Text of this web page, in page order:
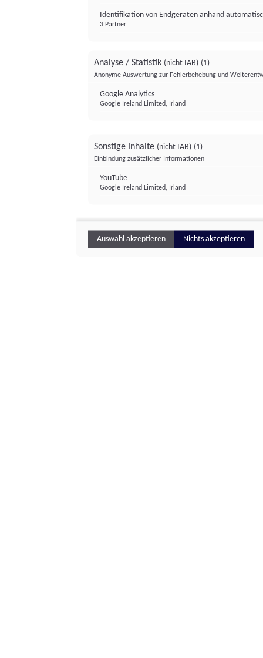
Identifikation von Endgeräten anhand
3 Partner
Analyse / Statistik (nicht IAB) (1)
Anonyme Auswertung zur Fehlerbehebung und
Google Analytics
Google Ireland Limited, Irland
Sonstige Inhalte (nicht IAB) (1)
Einbindung zusätzlicher Informationen
YouTube
Google Ireland Limited, Irland
Auswahl akzeptieren Nichts akzeptieren